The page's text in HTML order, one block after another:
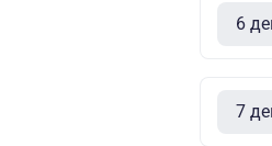
6
7